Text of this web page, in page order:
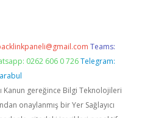
Teams:
0262 606 0 726 Telegram:
Kanun gereğince Bilgi Teknolojileri
onaylanmış bir Yer Sağlayıcı